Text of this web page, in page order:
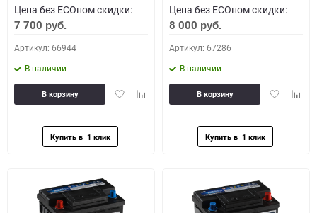
Цена без ECOном скидки:
7 700 руб.
Артикул: 66944
В наличии
ДобавитьДобавить
В корзину
Цена без ECOном скидки:
8 000 руб.
Артикул: 67286
В наличии
Добавить
В корзину